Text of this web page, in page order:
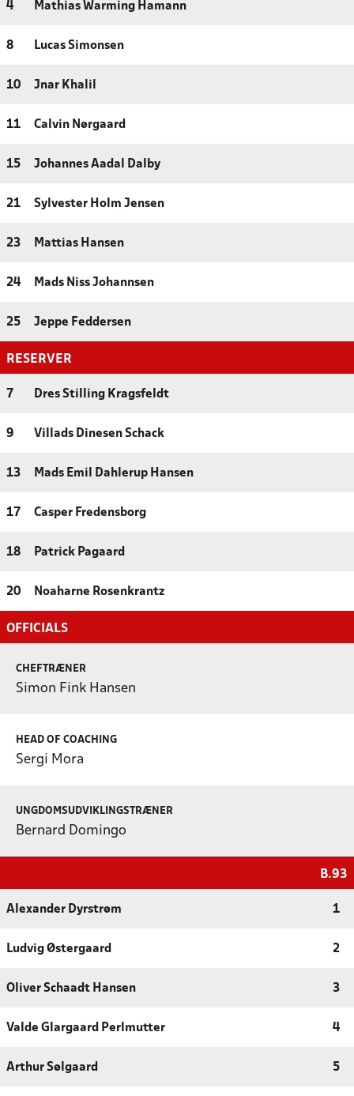
4 Mathias Warming Hamann
8 Lucas Simonsen
10 Jnar Khalil
11 Calvin Nørgaard
15 Johannes Aadal Dalby
21 Sylvester Holm Jensen
23 Mattias Hansen
24 Mads Niss Johannsen
25 Jeppe Feddersen
RESERVER
7 Dres Stilling Kragsfeldt
9 Villads Dinesen Schack
13 Mads Emil Dahlerup Hansen
17 Casper Fredensborg
18 Patrick Pagaard
20 Noaharne Rosenkrantz
OFFICIALS
CHEFTRÆNER
Simon Fink Hansen
HEAD OF COACHING
Sergi Mora
UNGDOMSUDVIKLINGSTRÆNER
Bernard Domingo
B.93
Alexander Dyrstrøm 1
Ludvig Østergaard 2
Oliver Schaadt Hansen 3
Valde Glargaard Perlmutter 4
Arthur Sølgaard 5